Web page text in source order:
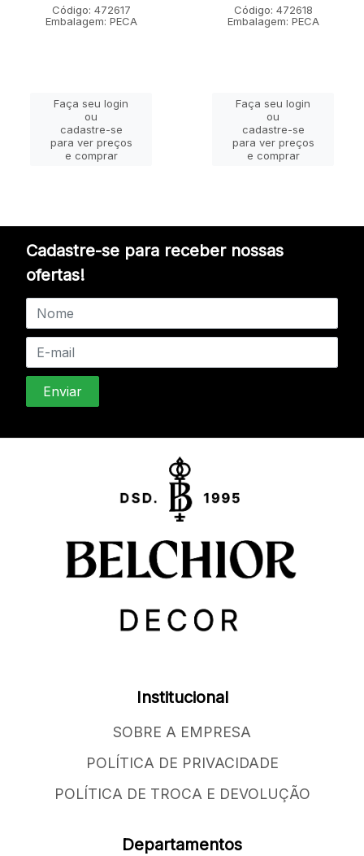
Código: 472617
Embalagem: PECA
Faça seu login
ou
cadastre-se
para ver preços
e comprar
Código: 472618
Embalagem: PECA
Faça seu login
ou
cadastre-se
para ver preços
e comprar
Cadastre-se para receber nossas
ofertas!
Institucional
SOBRE A EMPRESA
POLÍTICA DE PRIVACIDADE
POLÍTICA DE TROCA E DEVOLUÇÃO
Departamentos